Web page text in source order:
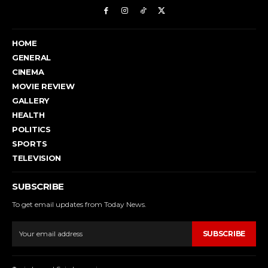
HOME
GENERAL
CINEMA
MOVIE REVIEW
GALLERY
HEALTH
POLITICS
SPORTS
TELEVISION
SUBSCRIBE
To get email updates from Today News.
SUBSCRIBE